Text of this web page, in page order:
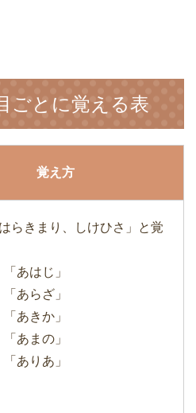
ごとに覚える表
覚え方
らきまり、しけひさ」と覚
「あはじ」
「あらざ」
「あきか」
「あまの」
「ありあ」